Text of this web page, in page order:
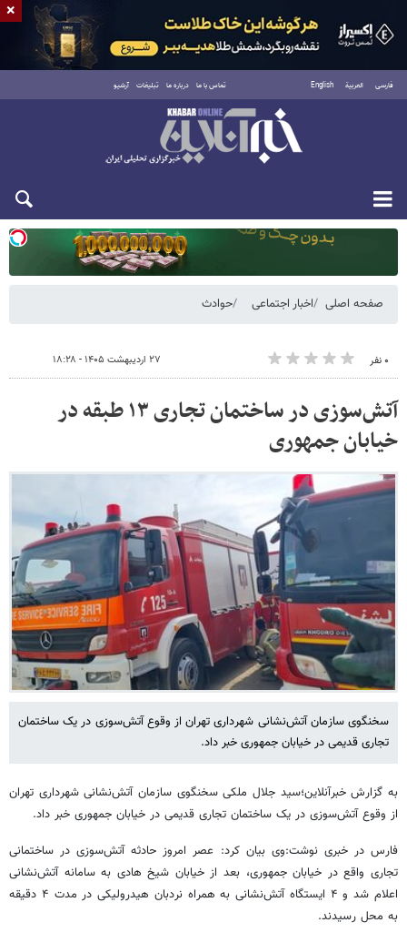
فارسی العربية English تماس با ما درباره ما تبلیغات آرشیو
یکشنبه ۱۸ مرداد ۱۴۰۵
صفحه اصلی اخبار اجتماعی حوادث
۰ نفر ۲۷ اردیبهشت ۱۴۰۵ - ۱۸:۲۸
آتش‌سوزی در ساختمان تجاری ۱۳ طبقه در
خیابان جمهوری
سخنگوی سازمان آتش‌نشانی شهرداری تهران از وقوع آتش‌سوزی در یک ساختمان
تجاری قدیمی در خیابان جمهوری خبر داد.
به گزارش خبرآنلاین؛سید جلال ملکی سخنگوی سازمان آتش‌نشانی شهرداری تهران
از وقوع آتش‌سوزی در یک ساختمان تجاری قدیمی در خیابان جمهوری خبر داد.
فارس در خبری نوشت:وی بیان کرد: عصر امروز حادثه آتش‌سوزی در ساختمانی
تجاری واقع در خیابان جمهوری، بعد از خیابان شیخ هادی به سامانه آتش‌نشانی
اعلام شد و ۴ ایستگاه آتش‌نشانی به همراه نردبان هیدرولیکی در مدت ۴ دقیقه
به محل رسیدند.
×